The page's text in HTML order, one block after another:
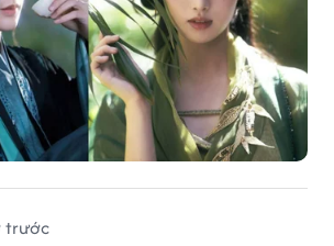
trước